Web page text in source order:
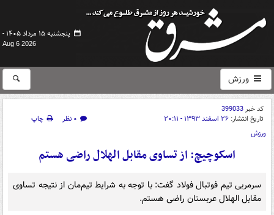
پنجشنبه ۱۵ مرداد ۱۴۰۵ -
Aug 6 2026
ورزش
کد خبر399033
تاریخ انتشار: ۲۶ اسفند ۱۳۹۳ - ۲۰:۱۱ ۰ نظر
چاپ
ورزش
اسکوچیچ: از تساوی مقابل الهلال راضی هستم
سرمربی تیم فوتبال فولاد گفت: با توجه به شرایط تیم‌مان از نتیجه تساوی
مقابل الهلال عربستان راضی هستم.